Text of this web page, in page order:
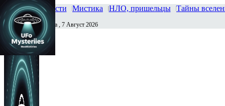
Главная Новости Мистика НЛО, пришельцы Тайны
Сегодня Пятница , 7 Август 2026